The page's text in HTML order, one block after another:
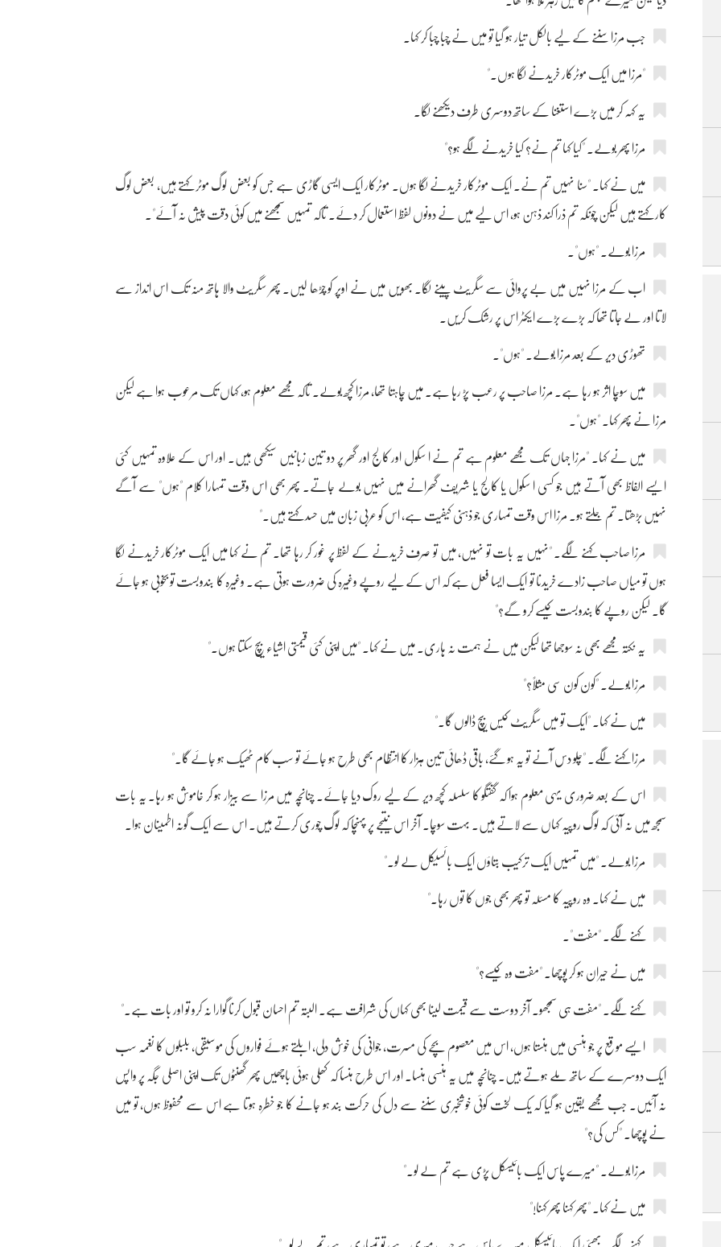
جب مرزا سننے کے لیے بالکل تیار ہو گیا تو میں نے چبا چبا کر کہا۔
"مرزا میں ایک موٹرکار خریدنے لگا ہوں۔"
یہ کہہ کر میں بڑے استغنا کے ساتھ دوسری طرف دیکھنے لگا۔
مرزا پھر بولے۔ "کیا کہا تم نے؟ کیا خریدنے لگے ہو؟"
میں نے کہا۔ "سنا نہیں تم نے۔ ایک موٹرکار خریدنے لگا ہوں۔ موٹرکار ایک ایسی گاڑی ہے جس کو بعض لوگ موٹر کہتے ہیں، بعض لوگ
کار کہتے ہیں لیکن چونکہ تم ذرا کند ذہن ہو، اس لیے میں نے دونوں لفظ استعمال کر دئے۔ تاکہ تمہیں سمجھنے میں کوئی دقت پیش نہ آئے"۔
مرزا بولے۔ "ہوں"۔
اب کے مرزا نہیں میں بے پروائی سے سگریٹ پینے لگا۔ بھویں میں نے اوپر کو چڑھا لیں۔ پھر سگریٹ والا ہاتھ منہ تک اس انداز سے
لاتا اور لے جاتا تھا کہ بڑے بڑے ایکٹر اس پر رشک کریں۔
تھوڑی دیر کے بعد مرزا بولے۔ "ہوں"۔
میں سوچا اثر ہو رہا ہے۔ مرزا صاحب پر رعب پڑ رہا ہے۔ میں چاہتا تھا، مرزا کچھ بولے۔ تاکہ مجھے معلوم ہو، کہاں تک مرعوب ہوا ہے لیکن
مرزا نے پھر کہا۔ "ہوں"۔
میں نے کہا۔ "مرزا جہاں تک مجھے معلوم ہے تم نے ا سکول اور کالج اور گھر پر دو تین زبانیں سیکھی ہیں۔ اور اس کے علاوہ تمہیں کئی
ایسے الفاظ بھی آتے ہیں جو کسی ا سکول یا کالج یا شریف گھرانے میں نہیں بولے جاتے۔ پھر بھی اس وقت تمہارا کلام "ہوں" سے آگے
نہیں بڑھتا۔ تم جلتے ہو۔ مرزا اس وقت تمہاری جو ذہنی کیفیت ہے، اس کو عربی زبان میں حسد کہتے ہیں۔"
مرزا صاحب کہنے لگے۔ "نہیں یہ بات تو نہیں، میں تو صرف خریدنے کے لفظ پر غور کر رہا تھا۔ تم نے کہا میں ایک موٹرکار خریدنے لگا
ہوں تو میاں صاحب زادے خریدنا تو ایک ایسا فعل ہے کہ اس کے لیے روپے وغیرہ کی ضرورت ہوتی ہے۔ وغیرہ کا بندوبست تو بخوبی ہو جائے
گا۔ لیکن روپے کا بندوبست کیسے کرو گے؟"
یہ نکتہ مجھے بھی نہ سوجھا تھا لیکن میں نے ہمت نہ ہاری۔ میں نے کہا۔ "میں اپنی کئی قیمتی اشیاء بیچ سکتا ہوں۔"
مرزا بولے۔ "کون کون سی مثلاً؟"
میں نے کہا۔ "ایک تو میں سگریٹ کیس بیچ ڈالوں گا۔"
مرزا کہنے لگے۔ "چلو دس آنے تو یہ ہو گئے، باقی ڈھائی تین ہزار کا انتظام بھی طرح ہو جائے تو سب کام ٹھیک ہو جائے گا۔"
اس کے بعد ضروری یہی معلوم ہوا کہ گفتگو کا سلسلہ کچھ دیر کے لیے روک دیا جائے۔ چنانچہ میں مرزا سے بیزار ہو کر خاموش ہو رہا۔ یہ بات
سمجھ میں نہ آئی کہ لوگ روپیہ کہاں سے لاتے ہیں۔ بہت سوچا۔ آخر اس نتیجے پر پہنچا کہ لوگ چوری کرتے ہیں۔ اس سے ایک گونہ اطمینان ہوا۔
مرزا بولے۔ "میں تمہیں ایک ترکیب بتاؤں ایک بائسیکل لے لو۔"
میں نے کہا۔ وہ روپیہ کا مسئلہ تو پھر بھی جوں کا توں رہا۔"
کہنے لگے۔ "مفت"۔
میں نے حیران ہو کر پوچھا۔ "مفت وہ کیسے؟"
کہنے لگے۔ "مفت ہی سمجھو۔ آخر دوست سے قیمت لینا بھی کہاں کی شرافت ہے۔ البتہ تم احسان قبول کرنا گوارا نہ کرو تو اور بات ہے۔"
ایسے موقع پر جو ہنسی میں ہنستا ہوں، اس میں معصوم بچے کی مسرت، جوانی کی خوش دلی، ابلتے ہوئے فواروں کی موسیقی، بلبلوں کا نغمہ سب
ایک دوسرے کے ساتھ ملے ہوتے ہیں۔ چنانچہ میں یہ ہنسی ہنسا۔ اور اس طرح ہنسا کہ کھلی ہوئی باچھیں پھر گھنٹوں تک اپنی اصلی جگہ پر واپس
نہ آئیں۔ جب مجھے یقین ہو گیا کہ یک لخت کوئی خوشخبری سننے سے دل کی حرکت بند ہو جانے کا جو خطرہ ہوتا ہے اس سے محفوظ ہوں، تو میں
نے پوچھا۔ "کس کی؟"
مرزا بولے۔ "میرے پاس ایک بائیسکل پڑی ہے تم لے لو۔"
میں نے کہا۔ "پھر کہنا پھر کہنا!"